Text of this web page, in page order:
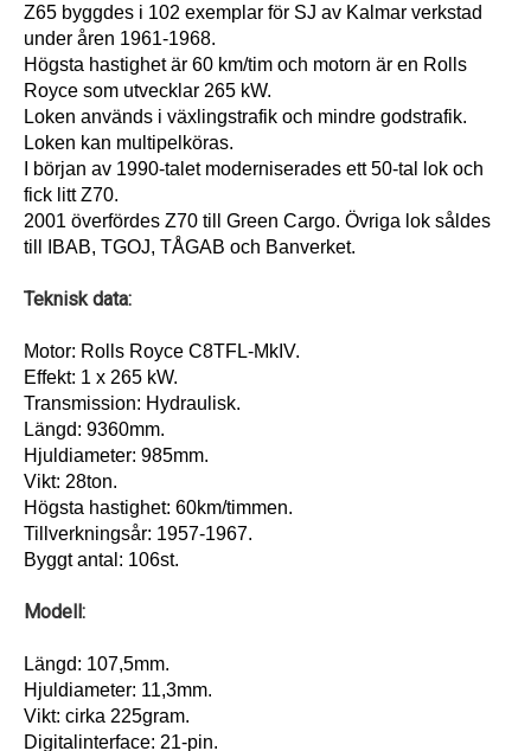
Z65 byggdes i 102 exemplar för SJ av Kalmar verkstad
under åren 1961-1968.
Högsta hastighet är 60 km/tim och motorn är en Rolls
Royce som utvecklar 265 kW.
Loken används i växlingstrafik och mindre godstrafik.
Loken kan multipelköras.
I början av 1990-talet moderniserades ett 50-tal lok och
fick litt Z70.
2001 överfördes Z70 till Green Cargo. Övriga lok såldes
till IBAB, TGOJ, TÅGAB och Banverket.
Teknisk data:
Motor: Rolls Royce C8TFL-MkIV.
Effekt: 1 x 265 kW.
Transmission: Hydraulisk.
Längd: 9360mm.
Hjuldiameter: 985mm.
Vikt: 28ton.
Högsta hastighet: 60km/timmen.
Tillverkningsår: 1957-1967.
Byggt antal: 106st.
Modell:
Längd: 107,5mm.
Hjuldiameter: 11,3mm.
Vikt: cirka 225gram.
Digitalinterface: 21-pin.